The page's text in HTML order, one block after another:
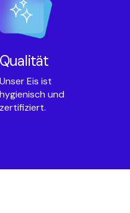
Qualität
Unser Eis ist
hygienisch und
zertifiziert.